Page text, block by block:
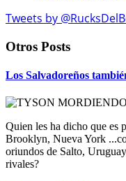
Tweets by
Otros Posts
Los Salvadoreños
Quien les ha dicho que es
Brooklyn, Nueva York
oriundos de Salto,
rivales?